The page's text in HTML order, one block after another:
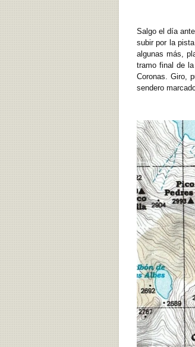
Salgo el día
subir por la
algunas más,
tramo final de
Coronas. Giro,
sendero